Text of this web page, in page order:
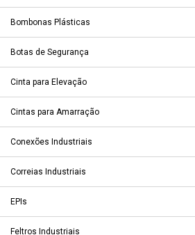
Bombonas Plásticas
Botas de Segurança
Cinta para Elevação
Cintas para Amarração
Conexões Industriais
Correias Industriais
EPIs
Feltros Industriais